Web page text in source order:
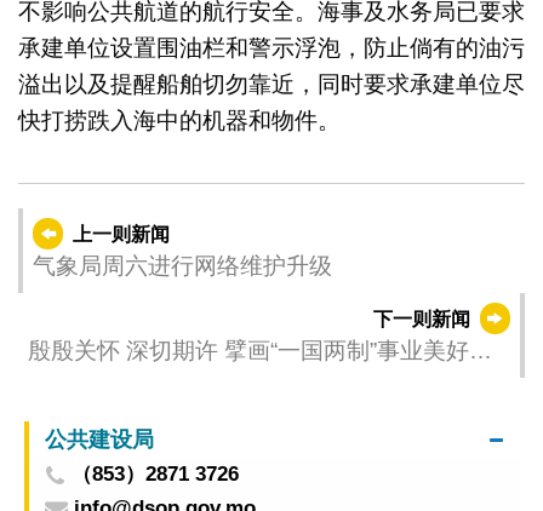
不影响公共航道的航行安全。海事及水务局已要求
承建单位设置围油栏和警示浮泡，防止倘有的油污
溢出以及提醒船舶切勿靠近，同时要求承建单位尽
快打捞跌入海中的机器和物件。
上一则新闻
气象局周六进行网络维护升级
下一则新闻
殷殷关怀 深切期许 擘画“一国两制”事业美好蓝
公共建设局
（853）2871 3726